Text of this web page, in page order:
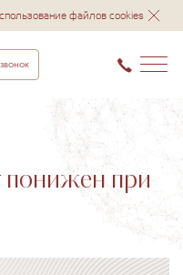
файлов cookies
понижен при